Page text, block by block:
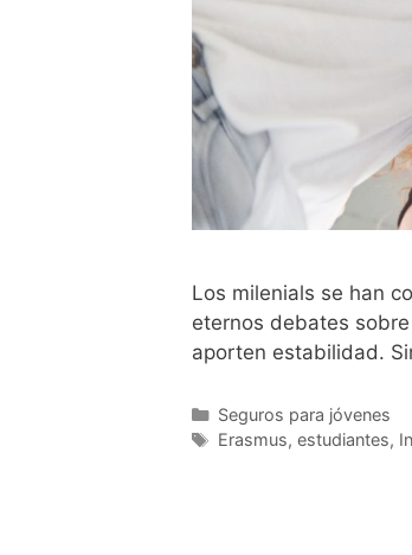
Los milenials se han
eternos debates
aporten estabilidad.
Seguros para jóvenes
Erasmus, estudiantes,